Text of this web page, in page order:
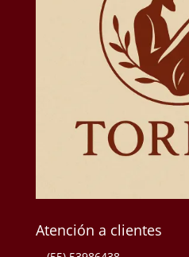
Atención a clientes